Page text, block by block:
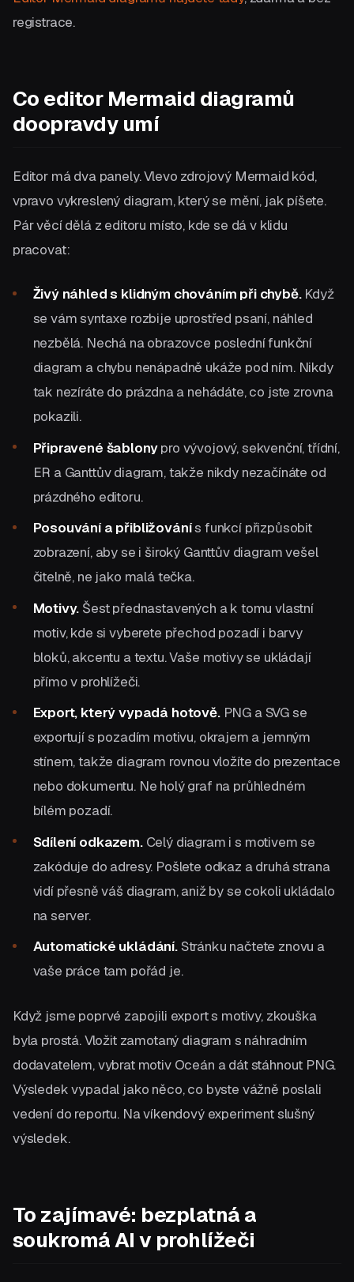
registrace.
Co editor Mermaid diagramů
doopravdy umí
Editor má dva panely. Vlevo zdrojový Mermaid kód,
vpravo vykreslený diagram, který se mění, jak píšete.
Pár věcí dělá z editoru místo, kde se dá v klidu
pracovat:
Živý náhled s klidným chováním při chybě.Když
se vám syntaxe rozbije uprostřed psaní, náhled
nezbělá. Nechá na obrazovce poslední funkční
diagram a chybu nenápadně ukáže pod ním. Nikdy
tak nezíráte do prázdna a nehádáte, co jste zrovna
pokazili.
Připravené šablonypro vývojový, sekvenční, třídní,
ER a Ganttův diagram, takže nikdy nezačínáte od
prázdného editoru.
Posouvání a přibližovánís funkcí přizpůsobit
zobrazení, aby se i široký Ganttův diagram vešel
čitelně, ne jako malá tečka.
Motivy. Šest přednastavených a k tomu vlastní
motiv, kde si vyberete přechod pozadí i barvy
bloků, akcentu a textu. Vaše motivy se ukládají
přímo v prohlížeči.
Export, který vypadá hotově.PNG a SVG se
exportují s pozadím motivu, okrajem a jemným
stínem, takže diagram rovnou vložíte do prezentace
nebo dokumentu. Ne holý graf na průhledném
bílém pozadí.
Sdílení odkazem.Celý diagram i s motivem se
zakóduje do adresy. Pošlete odkaz a druhá strana
vidí přesně váš diagram, aniž by se cokoli ukládalo
na server.
Automatické ukládání.Stránku načtete znovu a
vaše práce tam pořád je.
Když jsme poprvé zapojili export s motivy, zkouška
byla prostá. Vložit zamotaný diagram s náhradním
dodavatelem, vybrat motiv Oceán a dát stáhnout PNG.
Výsledek vypadal jako něco, co byste vážně poslali
vedení do reportu. Na víkendový experiment slušný
výsledek.
To zajímavé: bezplatná a
soukromá AI v prohlížeči